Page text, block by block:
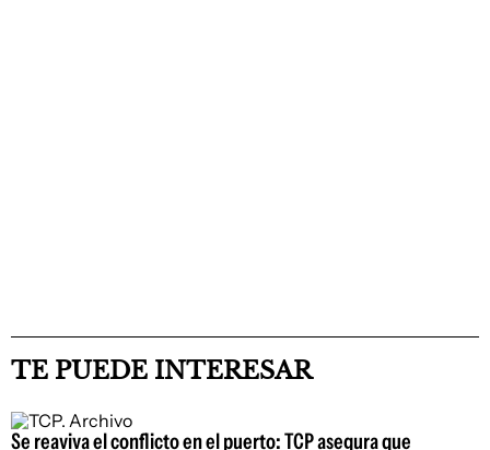
TE PUEDE INTERESAR
Se reaviva el conflicto en el puerto: TCP asegura que